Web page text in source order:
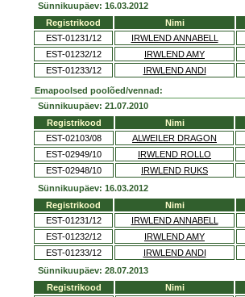
Sünnikuupäev: 16.03.2012
Registrikood
Nimi
EST-01231/12
IRWLEND ANNABELL
EST-01232/12
IRWLEND AMY
EST-01233/12
IRWLEND ANDI
Emapoolsed poolõed/vennad:
Sünnikuupäev: 21.07.2010
Registrikood
Nimi
EST-02103/08
ALWEILER DRAGON
EST-02949/10
IRWLEND ROLLO
EST-02948/10
IRWLEND RUKS
Sünnikuupäev: 16.03.2012
Registrikood
Nimi
EST-01231/12
IRWLEND ANNABELL
EST-01232/12
IRWLEND AMY
EST-01233/12
IRWLEND ANDI
Sünnikuupäev: 28.07.2013
Registrikood
Nimi